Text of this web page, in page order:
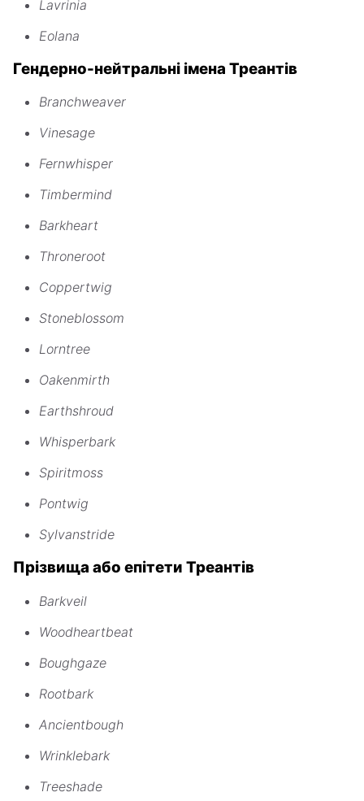
Lavrinia
Eolana
Гендерно-нейтральні імена Треантів
Branchweaver
Vinesage
Fernwhisper
Timbermind
Barkheart
Throneroot
Coppertwig
Stoneblossom
Lorntree
Oakenmirth
Earthshroud
Whisperbark
Spiritmoss
Pontwig
Sylvanstride
Прізвища або епітети Треантів
Barkveil
Woodheartbeat
Boughgaze
Rootbark
Ancientbough
Wrinklebark
Treeshade